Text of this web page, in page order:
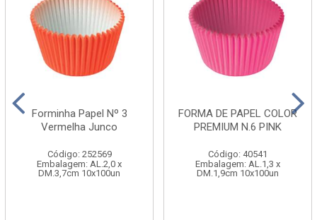
Forminha Papel Nº 3
Vermelha Junco
Código: 252569
Embalagem: AL.2,0 x
DM.3,7cm 10x100un
FORMA DE PAPEL COLOR
PREMIUM N.6 PINK
Código: 40541
Embalagem: AL.1,3 x
DM.1,9cm 10x100un